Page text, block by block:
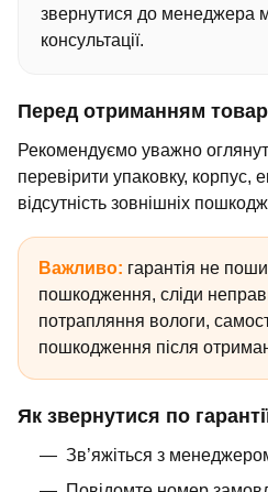
звернутися до менеджера
консультації.
Перед отриманням
Рекомендуємо уважно
перевірити упаковку, корпус,
відсутність зовнішніх
Важливо: гарантія не
пошкодження, сліди
потрапляння вологи,
пошкодження після
Як звернутися по
Зв’яжіться з